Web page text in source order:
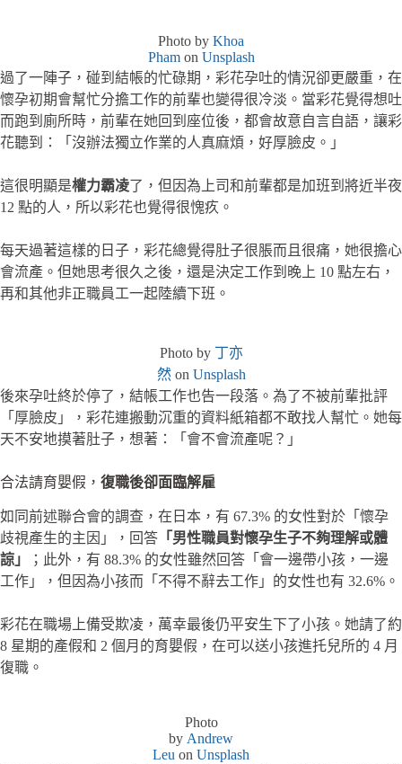
Photo by Khoa
Phamon Unsplash
過了一陣子，碰到結帳的忙碌期，彩花孕吐的情況卻更嚴重，在
懷孕初期會幫忙分擔工作的前輩也變得很冷淡。當彩花覺得想吐
而跑到廁所時，前輩在她回到座位後，都會故意自言自語，讓彩
花聽到：「沒辦法獨立作業的人真麻煩，好厚臉皮。」
這很明顯是權力霸凌了，但因為上司和前輩都是加班到將近半夜
12 點的人，所以彩花也覺得很愧疚。
每天過著這樣的日子，彩花總覺得肚子很脹而且很痛，她很擔心
會流產。但她思考很久之後，還是決定工作到晚上 10 點左右，
再和其他非正職員工一起陸續下班。
Photo by 丁亦
然on Unsplash
後來孕吐終於停了，結帳工作也告一段落。為了不被前輩批評
「厚臉皮」，彩花連搬動沉重的資料紙箱都不敢找人幫忙。她每
天不安地摸著肚子，想著：「會不會流產呢？」
合法請育嬰假， 復職後卻面臨解雇
如同前述聯合會的調查，在日本，有 67.3% 的女性對於「懷孕
歧視產生的主因」，回答 「男性職員對懷孕生子不夠理解或體
諒」
；此外，有 88.3% 的女性雖然回答「會一邊帶小孩，一邊
工作」，但因為小孩而「不得不辭去工作」的女性也有 32.6%。
彩花在職場上備受欺凌，萬幸最後仍平安生下了小孩。她請了約
8 星期的產假和 2 個月的育嬰假，在可以送小孩進托兒所的 4 月
復職。
Photo
by Andrew
Leu on Unsplash